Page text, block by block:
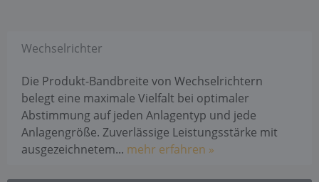
Wechselrichter
Die Produkt-Bandbreite von Wechselrichtern
belegt eine maximale Vielfalt bei optimaler
Abstimmung auf jeden Anlagentyp und jede
Anlagengröße. Zuverlässige Leistungsstärke mit
ausgezeichnetem... mehr erfahren »